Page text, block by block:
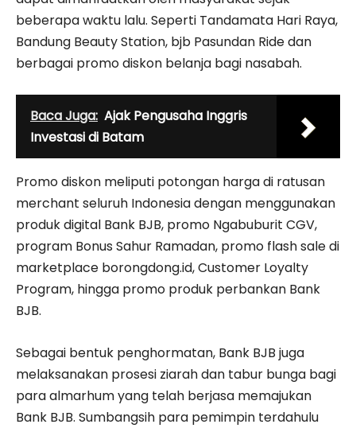
beberapa waktu lalu. Seperti Tandamata Hari Raya,
Bandung Beauty Station, bjb Pasundan Ride dan
berbagai promo diskon belanja bagi nasabah.
Baca Juga: Ajak Pengusaha Inggris
Investasi di Batam
Promo diskon meliputi potongan harga di ratusan
merchant seluruh Indonesia dengan menggunakan
produk digital Bank BJB, promo Ngabuburit CGV,
program Bonus Sahur Ramadan, promo flash sale di
marketplace borongdong.id, Customer Loyalty
Program, hingga promo produk perbankan Bank
BJB.
Sebagai bentuk penghormatan, Bank BJB juga
melaksanakan prosesi ziarah dan tabur bunga bagi
para almarhum yang telah berjasa memajukan
Bank BJB. Sumbangsih para pemimpin terdahulu